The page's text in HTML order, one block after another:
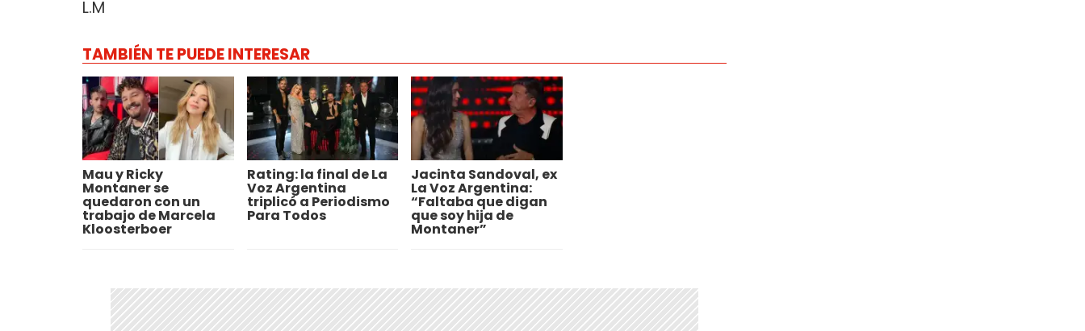
L.M
TAMBIÉN TE PUEDE INTERESAR
Mau y Ricky
Montaner se
quedaron con un
trabajo de Marcela
Kloosterboer
Rating: la final de La
Voz Argentina
triplicó a Periodismo
Para Todos
Jacinta Sandoval, ex
La Voz Argentina:
“Faltaba que digan
que soy hija de
Montaner”